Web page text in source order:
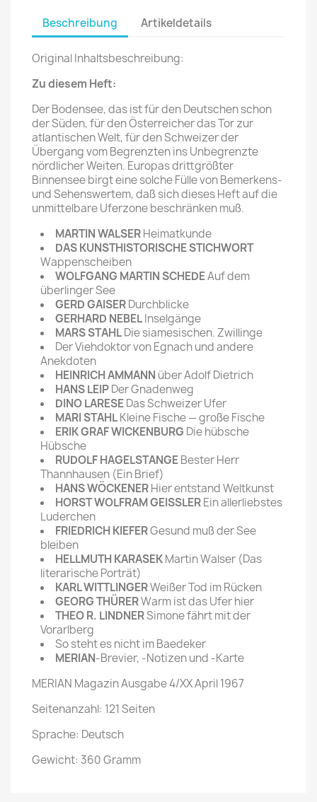
Beschreibung Artikeldetails
Original Inhaltsbeschreibung:
Zu diesem Heft:
Der Bodensee, das ist für den Deutschen schon
der Süden, für den Österreicher das Tor zur
atlantischen Welt, für den Schweizer der
Übergang vom Begrenzten ins Unbegrenzte
nördlicher Weiten. Europas drittgrößter
Binnensee birgt eine solche Fülle von Bemerkens-
und Sehenswertem, daß sich dieses Heft auf die
unmittelbare Uferzone beschränken muß.
MARTIN WALSERHeimatkunde
DAS KUNSTHISTORISCHE STICHWORT
Wappenscheiben
WOLFGANG MARTIN SCHEDEAuf dem
überlinger See
GERD GAISERDurchblicke
GERHARD NEBELInselgänge
MARS STAHLDie siamesischen. Zwillinge
Der Viehdoktor von Egnach und andere
Anekdoten
HEINRICH AMMANN über Adolf Dietrich
HANS LEIPDer Gnadenweg
DINO LARESEDas Schweizer Ufer
MARI STAHLKleine Fische — große Fische
ERIK GRAF WICKENBURG Die hübsche
Hübsche
RUDOLF HAGELSTANGEBester Herr
Thannhausen (Ein Brief)
HANS WÖCKENERHier entstand Weltkunst
HORST WOLFRAM GEISSLEREin allerliebstes
Luderchen
FRIEDRICH KIEFERGesund muß der See
bleiben
HELLMUTH KARASEKMartin Walser (Das
literarische Porträt)
KARL WITTLINGERWeißer Tod im Rücken
GEORG THÜRERWarm ist das Ufer hier
THEO R. LINDNERSimone fährt mit der
Vorarlberg
So steht es nicht im Baedeker
MERIAN-Brevier, -Notizen und -Karte
MERIAN Magazin Ausgabe 4/XX April 1967
Seitenanzahl: 121 Seiten
Sprache: Deutsch
Gewicht: 360 Gramm